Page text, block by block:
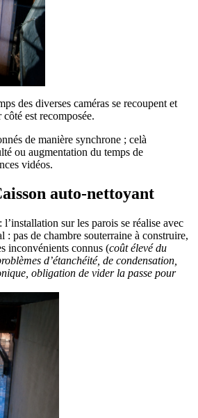
des diverses caméras se recoupent et
est recomposée.
de manière synchrone ; celà
ou augmentation du temps de
vidéos.
auto-nettoyant
: l’installation sur les parois se réalise avec
: pas de chambre souterraine à construire,
inconvénients connus (coût élevé du
d’étanchéité, de condensation,
obligation de vider la passe pour